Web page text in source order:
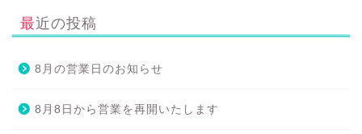
最近の投稿
8月の営業日のお知らせ
8月8日から営業を再開いたします